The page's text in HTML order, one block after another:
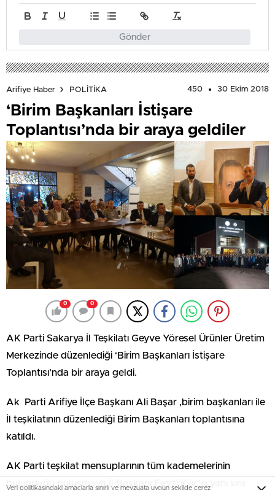
Gönder
Arifiye Haber POLİTİKA 450 30 Ekim 2018
‘Birim Başkanları İstişare
Toplantısı’nda bir araya geldiler
0 0
AK Parti Sakarya İl Teşkilatı Geyve Yöresel Ürünler Üretim
Merkezinde düzenlediği ‘Birim Başkanları İstişare
Toplantısı’nda bir araya geldi.
Ak Parti Arifiye İlçe Başkanı Ali Başar ,birim başkanları ile
İl teşkilatının düzenlediği Birim Başkanları toplantısına
katıldı.
AK Parti teşkilat mensuplarının tüm kademelerinin
bulunduğu buluşmaya İl Başkanı Fevzi Kılıç’ın yanı sıra
Veri politikasındaki amaçlarla sınırlı ve mevzuata uygun şekilde çerez